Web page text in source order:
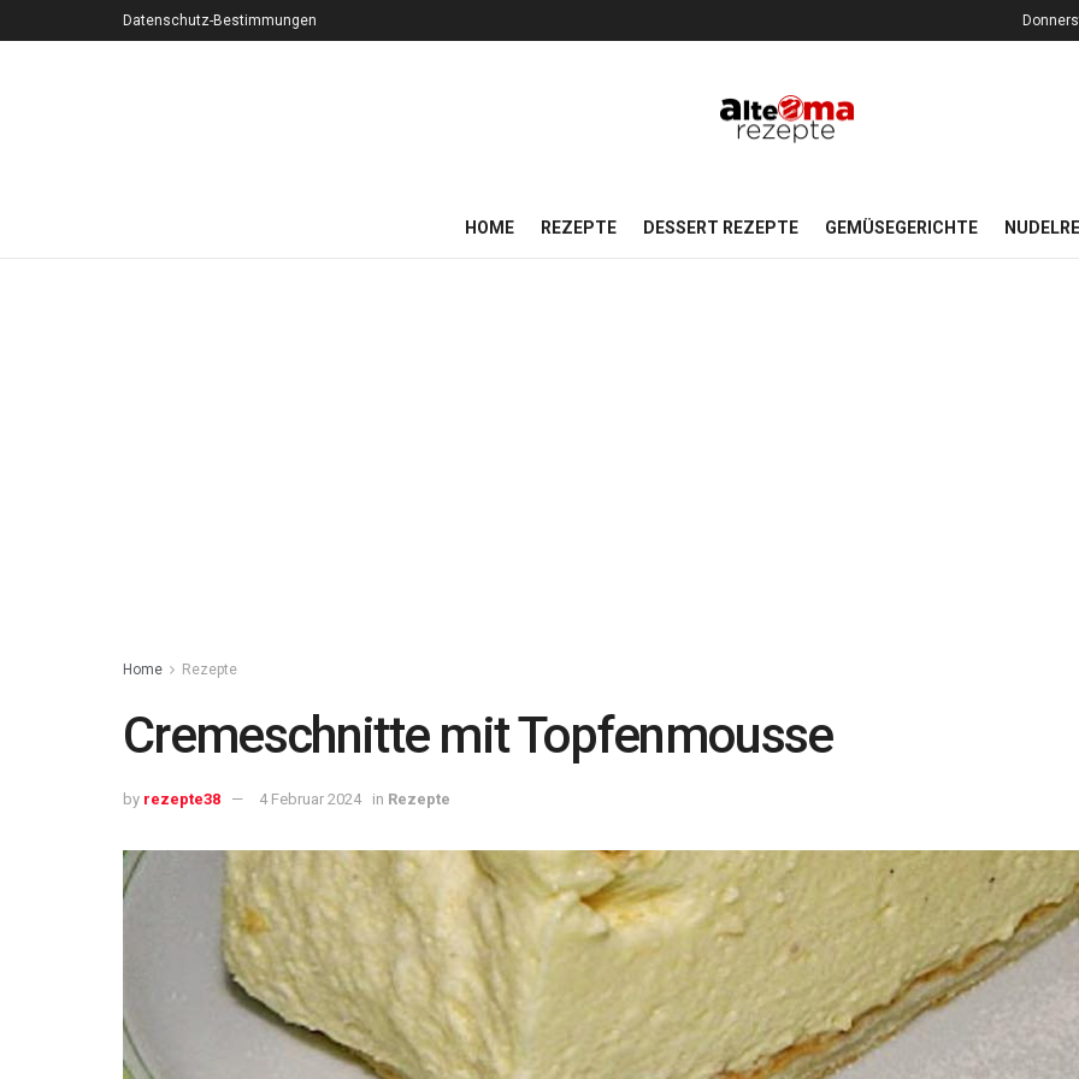
Datenschutz-Bestimmungen
HOME REZEPTE DESSERT REZEPTE GEMÜSEGERICHTE
Home Rezepte
Cremeschnitte mit Topfenmousse
by rezepte38 4 Februar 2024 in Rezepte